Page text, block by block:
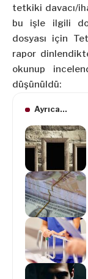
tetkiki davacı/
bu işle ilgili
dosyası için
rapor
okunup
düşünüldü:
Ayrıca...